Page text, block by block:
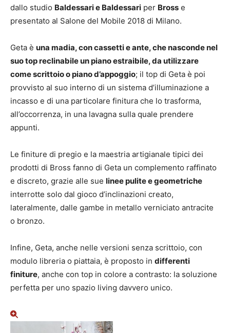
dallo studio Baldessari e Baldessari per Bross e
presentato al Salone del Mobile 2018 di Milano.
Geta è una madia, con cassetti e ante, che nasconde nel
suo top reclinabile un piano estraibile, da utilizzare
come scrittoio o piano d’appoggio; il top di Geta è poi
provvisto al suo interno di un sistema d’illuminazione a
incasso e di una particolare finitura che lo trasforma,
all’occorrenza, in una lavagna sulla quale prendere
appunti.
Le finiture di pregio e la maestria artigianale tipici dei
prodotti di Bross fanno di Geta un complemento raffinato
e discreto, grazie alle sue linee pulite e geometriche
interrotte solo dal gioco d’inclinazioni creato,
lateralmente, dalle gambe in metallo verniciato antracite
o bronzo.
Infine, Geta, anche nelle versioni senza scrittoio, con
modulo libreria o piattaia, è proposto in differenti
finiture, anche con top in colore a contrasto: la soluzione
perfetta per uno spazio living davvero unico.